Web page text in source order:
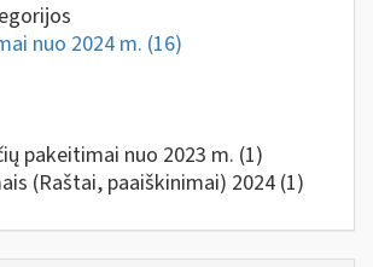
nuo 2024 m. (16)
pakeitimai nuo 2023 m. (1)
(Raštai, paaiškinimai) 2024 (1)